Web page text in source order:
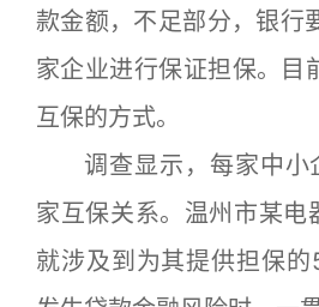
款金额，不足部分，银行
家企业进行保证担保。目
互保的方式。
调查显示，每家中
家互保关系。温州市某电
就涉及到为其提供担保